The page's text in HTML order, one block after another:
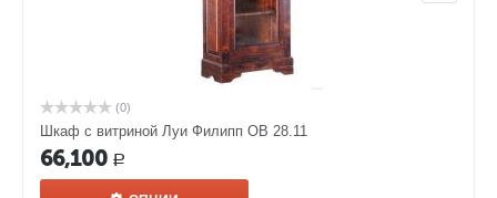
(0)
Шкаф с витриной Луи Филипп ОВ 28.11
66,100 Р